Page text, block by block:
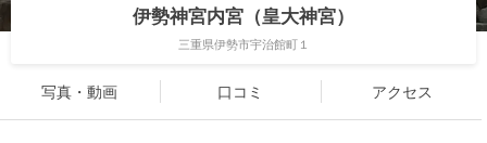
伊勢神宮内宮（皇大神宮）
三重県伊勢市宇治館町１
写真・動画 口コミ アクセス